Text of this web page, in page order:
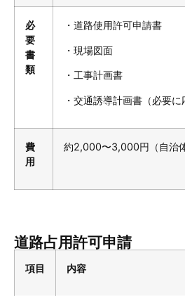
必
要
書
類
・道路使用許可申請書
・現場図面
・工事計画書
・交通誘導計画書（必要
費
用
約2,000〜3,000円（自治
道路占用許可申請
項目 内容